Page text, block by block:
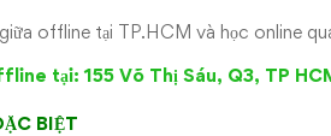
offline tại TP.HCM và học online
tại: 155 Võ Thị Sáu, Q3, TP
BIỆT